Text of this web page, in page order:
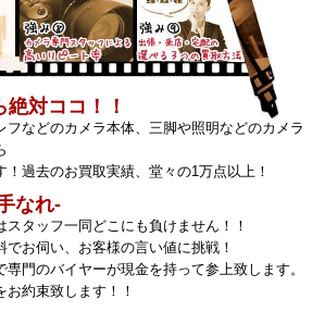
対ココ！！
フなどのカメラ本体、三脚や照明などのカメラ
過去のお買取実績、堂々の1万点以上！
なれ‐
スタッフ一同どこにも負けません！！
お伺い、お客様の言い値に挑戦！
門のバイヤーが現金を持って参上致します。
約束致します！！